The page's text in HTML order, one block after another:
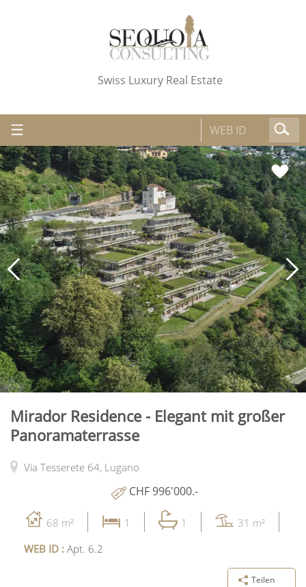
Swiss Luxury Real Estate
Mirador Residence - Elegant mit großer
Panoramaterrasse
Via Tesserete 64, Lugano
CHF 996'000.-
68 m² 1 1
31 m²
WEB ID : Apt. 6.2
Teilen